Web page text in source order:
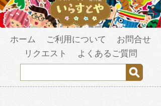
ホーム ご利用について
お問合せ
リクエスト
よくあるご質問